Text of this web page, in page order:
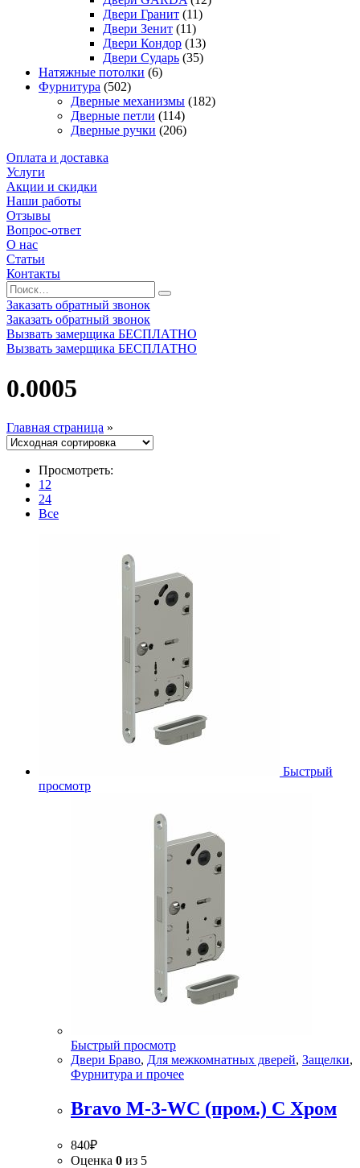
Двери Гранит (11)
Двери Зенит (11)
Двери Кондор (13)
Двери Сударь (35)
Натяжные потолки (6)
Фурнитура (502)
Дверные механизмы (182)
Дверные петли (114)
Дверные ручки (206)
Оплата и доставка
Услуги
Акции и скидки
Наши работы
Отзывы
Вопрос-ответ
О нас
Статьи
Контакты
Заказать обратный звонок
Заказать обратный звонок
Вызвать замерщика БЕСПЛАТНО
Вызвать замерщика БЕСПЛАТНО
0.0005
Главная страница »
Просмотреть:
12
24
Все
Быстрый
просмотр
Быстрый просмотр
Двери Браво, Для межкомнатных дверей, Защелки,
Фурнитура и прочее
Bravo M-3-WC (пром.) C Хром
840₽
Оценка 0 из 5